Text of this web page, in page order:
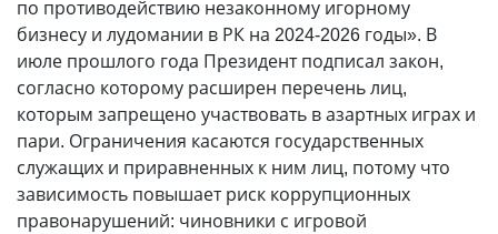
по противодействию незаконному игорному
бизнесу и лудомании в РК на 2024-2026 годы». В
июле прошлого года Президент подписал закон,
согласно которому расширен перечень лиц,
которым запрещено участвовать в азартных играх и
пари. Ограничения касаются государственных
служащих и приравненных к ним лиц, потому что
зависимость повышает риск коррупционных
правонарушений: чиновники с игровой